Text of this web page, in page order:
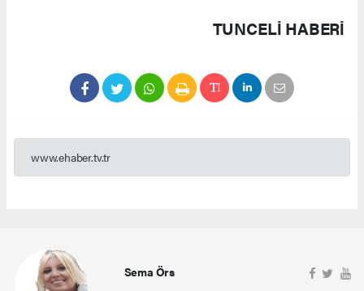
TUNCELI HABERİ
www.ehaber.tv.tr
Sema Örs